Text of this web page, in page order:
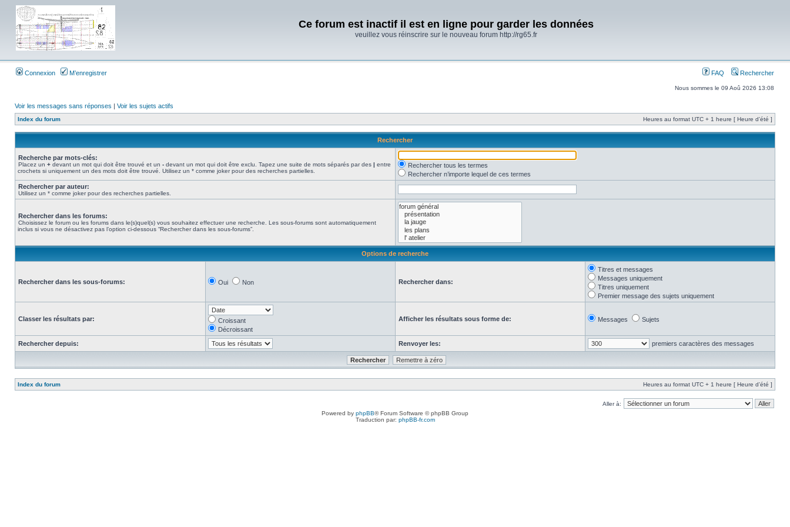
Ce forum est inactif il est en ligne pour garder les données
veuillez vous réinscrire sur le nouveau forum http://rg65.fr
Connexion M’enregistrer FAQ Rechercher
Nous sommes le 09 Aoû 2026 13:08
Voir les messages sans réponses | Voir les sujets actifs
Index du forum Heures au format UTC + 1 heure [ Heure d’été ]
Rechercher
Recherche par mots-clés:
Placez un + devant un mot qui doit être trouvé et un - devant un mot qui doit être exclu. Tapez une suite de mots séparés par des | entre
crochets si uniquement un des mots doit être trouvé. Utilisez un * comme joker pour des recherches partielles.
Rechercher tous les termes
Rechercher n’importe lequel de ces termes
Rechercher par auteur:
Utilisez un * comme joker pour des recherches partielles.
Rechercher dans les forums:
Choisissez le forum ou les forums dans le(s)quel(s) vous souhaitez effectuer une recherche. Les sous-forums sont automatiquement
inclus si vous ne désactivez pas l’option ci-dessous “Rechercher dans les sous-forums”.
Options de recherche
Rechercher dans les sous-forums: Oui Non Rechercher dans:
Titres et messages
Messages uniquement
Titres uniquement
Premier message des sujets uniquement
Classer les résultats par:
Croissant
Décroissant
Afficher les résultats sous forme de: Messages Sujets
Rechercher depuis: Renvoyer les: premiers caractères des messages
Index du forum Heures au format UTC + 1 heure [ Heure d’été ]
Aller à:
Powered by phpBB® Forum Software © phpBB Group
Traduction par: phpBB-fr.com